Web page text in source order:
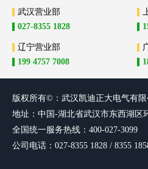
武汉营业部
027-8355 1828
辽宁营业部
199 4757 7008
版权所有©：武汉凯迪正大电气有限
地址：中国-湖北省武汉市东西湖区
全国统一服务热线：400-027-3099
公司电话：027-8355 1828 / 8355